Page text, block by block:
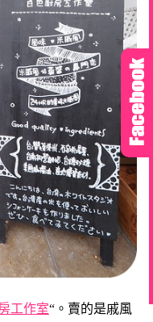
工作室“。賣的是戚風